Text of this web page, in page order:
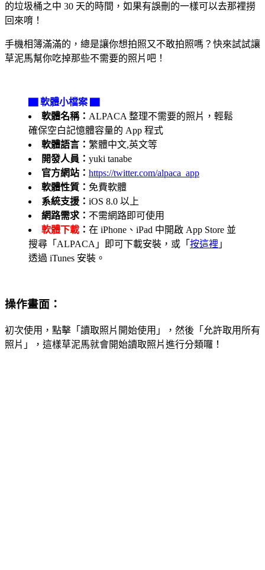
的垃圾桶之中 30 天的時間，如果有誤刪的一樣可以去那裡撈
回來唷！
手機相簿滿滿的，總是讓你想拍照又不敢拍照嗎？快來試試讓
草泥馬幫你吃掉那些不需要的照片吧！
▇ 軟體小檔案 ▇
軟體名稱： ALPACA 整理不需要的照片，輕鬆
確保空白記憶體容量的 App 程式
軟體語言： 繁體中文,英文等
開發人員： yuki tanabe
官方網站： https://twitter.com/alpaca_app
軟體性質： 免費軟體
系統支援： iOS 8.0 以上
網路需求： 不需網路即可使用
軟體下載 ： 在 iPhone、iPad 中開啟 App Store 並
搜尋「ALPACA」即可下載安裝，或「 按這裡 」
透過 iTunes 安裝。
操作畫面：
初次使用，點擊「讀取照片開始使用」，然後「允許取用所有
照片」，這樣草泥馬就會開始讀取照片進行分類囉！